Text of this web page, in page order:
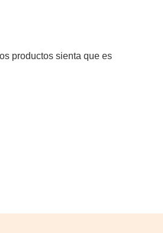
productos sienta que es